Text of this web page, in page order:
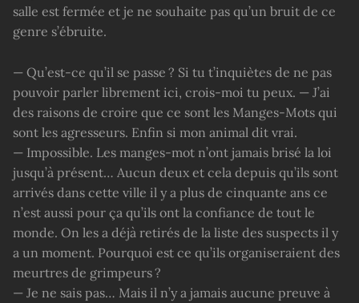
salle est fermée et je ne souhaite pas qu’un bruit de ce
genre s’ébruite.
— Qu’est-ce qu’il se passe ? Si tu t’inquiètes de ne pas
pouvoir parler librement ici, crois-moi tu peux. — J’ai
des raisons de croire que ce sont les Manges-Mots qui
sont les agresseurs. Enfin si mon animal dit vrai.
— Impossible. Les manges-mot n’ont jamais brisé la loi
jusqu’à présent… Aucun deux et cela depuis qu’ils sont
arrivés dans cette ville il y a plus de cinquante ans ce
n’est aussi pour ça qu’ils ont la confiance de tout le
monde. On les a déjà retirés de la liste des suspects il y
a un moment. Pourquoi est ce qu’ils organiseraient des
meurtres de grimpeurs ?
— Je ne sais pas… Mais il n’y a jamais aucune preuve à